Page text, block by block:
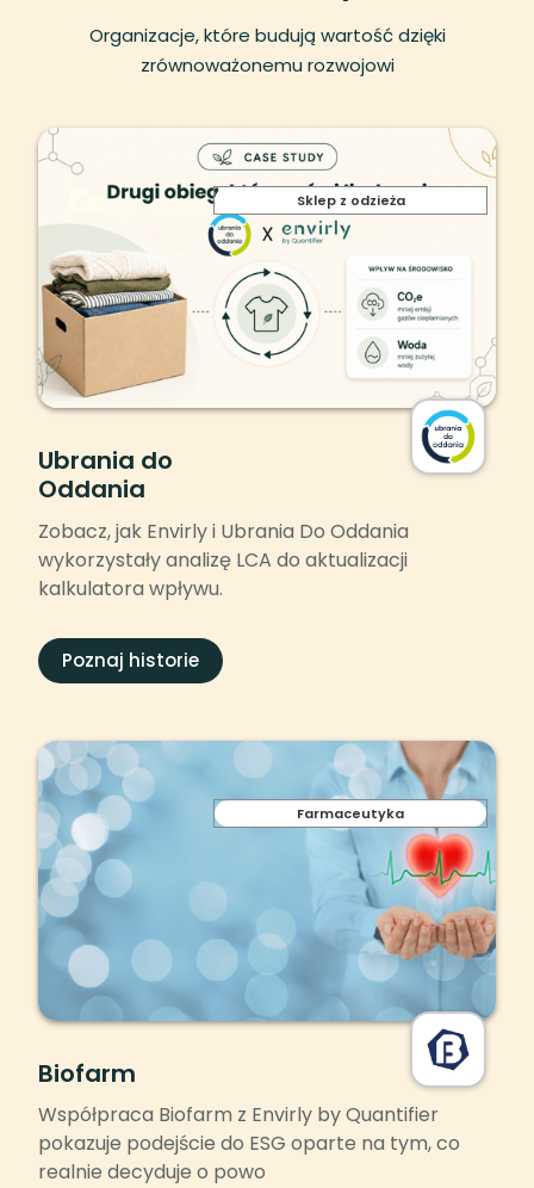
Organizacje, które budują wartość dzięki
zrównoważonemu rozwojowi
Sklep z odzieża
Ubrania do
Oddania
Zobacz, jak Envirly i Ubrania Do Oddania
wykorzystały analizę LCA do aktualizacji
kalkulatora wpływu.
Poznaj historie
Farmaceutyka
Biofarm
Współpraca Biofarm z Envirly by Quantifier
pokazuje podejście do ESG oparte na tym, co
realnie decyduje o powo